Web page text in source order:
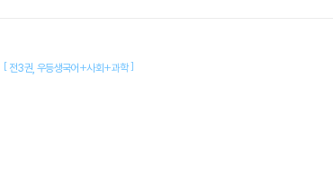
[ 전3권 우등생국어+사회+과학]